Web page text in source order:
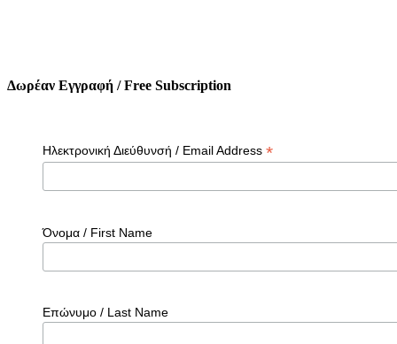
Δωρέαν Εγγραφή / Free Subscription
Ηλεκτρονική Διεύθυνσή / Email Address *
Όνομα / First Name
Επώνυμο / Last Name